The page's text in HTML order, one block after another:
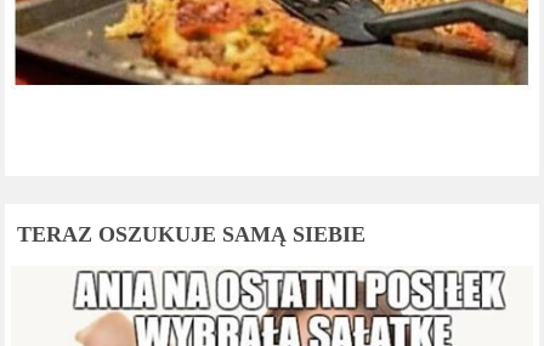
TERAZ OSZUKUJE SAMĄ SIEBIE